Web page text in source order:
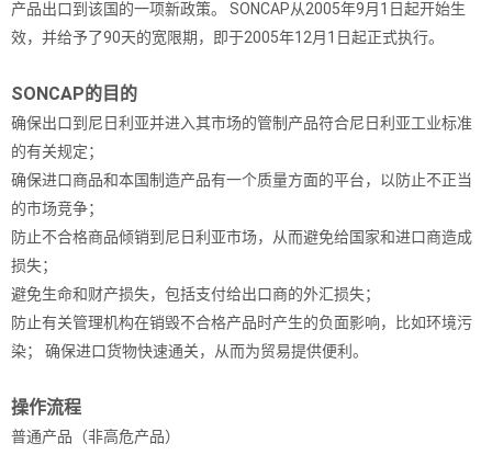
产品出口到该国的一项新政策。 SONCAP从2005年9月1日起开始生
效，并给予了90天的宽限期，即于2005年12月1日起正式执行。
SONCAP的目的
确保出口到尼日利亚并进入其市场的管制产品符合尼日利亚工业标准
的有关规定；
确保进口商品和本国制造产品有一个质量方面的平台，以防止不正当
的市场竞争；
防止不合格商品倾销到尼日利亚市场，从而避免给国家和进口商造成
损失；
避免生命和财产损失，包括支付给出口商的外汇损失；
防止有关管理机构在销毁不合格产品时产生的负面影响，比如环境污
染； 确保进口货物快速通关，从而为贸易提供便利。
操作流程
普通产品（非高危产品）